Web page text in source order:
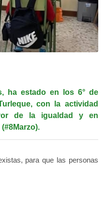
ha estado en los 6° de
, con la actividad
de la igualdad y en
para que las personas